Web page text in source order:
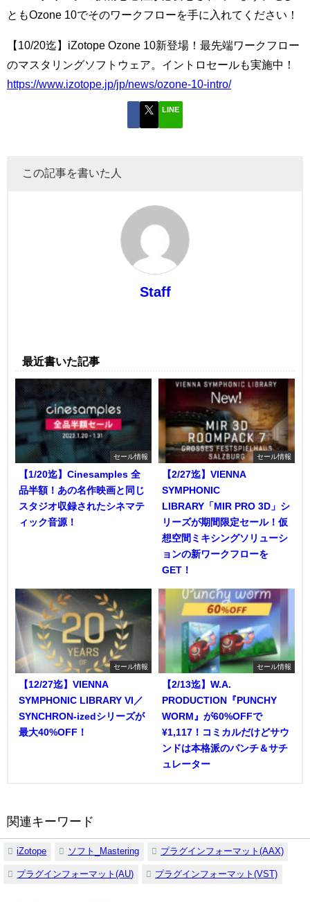
ともOzone 10でそのワークフローを手に入れてください！
【10/20迄】iZotope Ozone 10新登場！最先端ワークフロー
のマスタリングソフトウェア。イントロセールも実施中！
https://www.izotope.jp/jp/news/ozone-10-intro/
LINE
この記事を書いた人
Staff
最近書いた記事
セール情報
【1/20迄】Cinesamples 全
品半額！あの名作映画と同じ
スタジオ収録されたシネマテ
ィック音源！
セール情報
【2/27迄】VIENNA
SYMPHONIC
LIBRARY「MIR PRO 3D」シ
リーズが期間限定セール！仮
想空間ミキシングソリューシ
ョンの新ワークフローを
GET！
セール情報
【12/27迄】VIENNA
SYMPHONIC LIBRARY VI／
SYNCHRON-izedシリーズが
最大40%OFF！
セール情報
【2/13迄】W.A.
PRODUCTION『PUNCHY
WORM』が60%OFFで
¥1,117！コミカルだけどサウ
ンドは本格派のパンチ＆サチ
ュレーター
関連キーワード
iZotope ソフト_Mastering プラグインフォーマット(AAX)
プラグインフォーマット(AU) プラグインフォーマット(VST)